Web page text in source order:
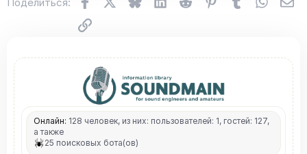
Ссылка
Онлайн: 128 человек, из них: пользователей: 1, гостей: 127,
а также
25 поисковых бота(ов)